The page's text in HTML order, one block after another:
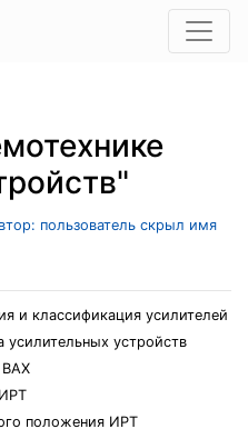
пользователь скрыл имя
и классификация усилителей
усилительных устройств
ВАХ
положения ИРТ